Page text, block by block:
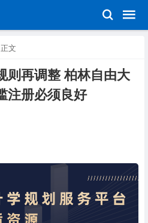
文
则再调整 柏林自由大
注册必须良好